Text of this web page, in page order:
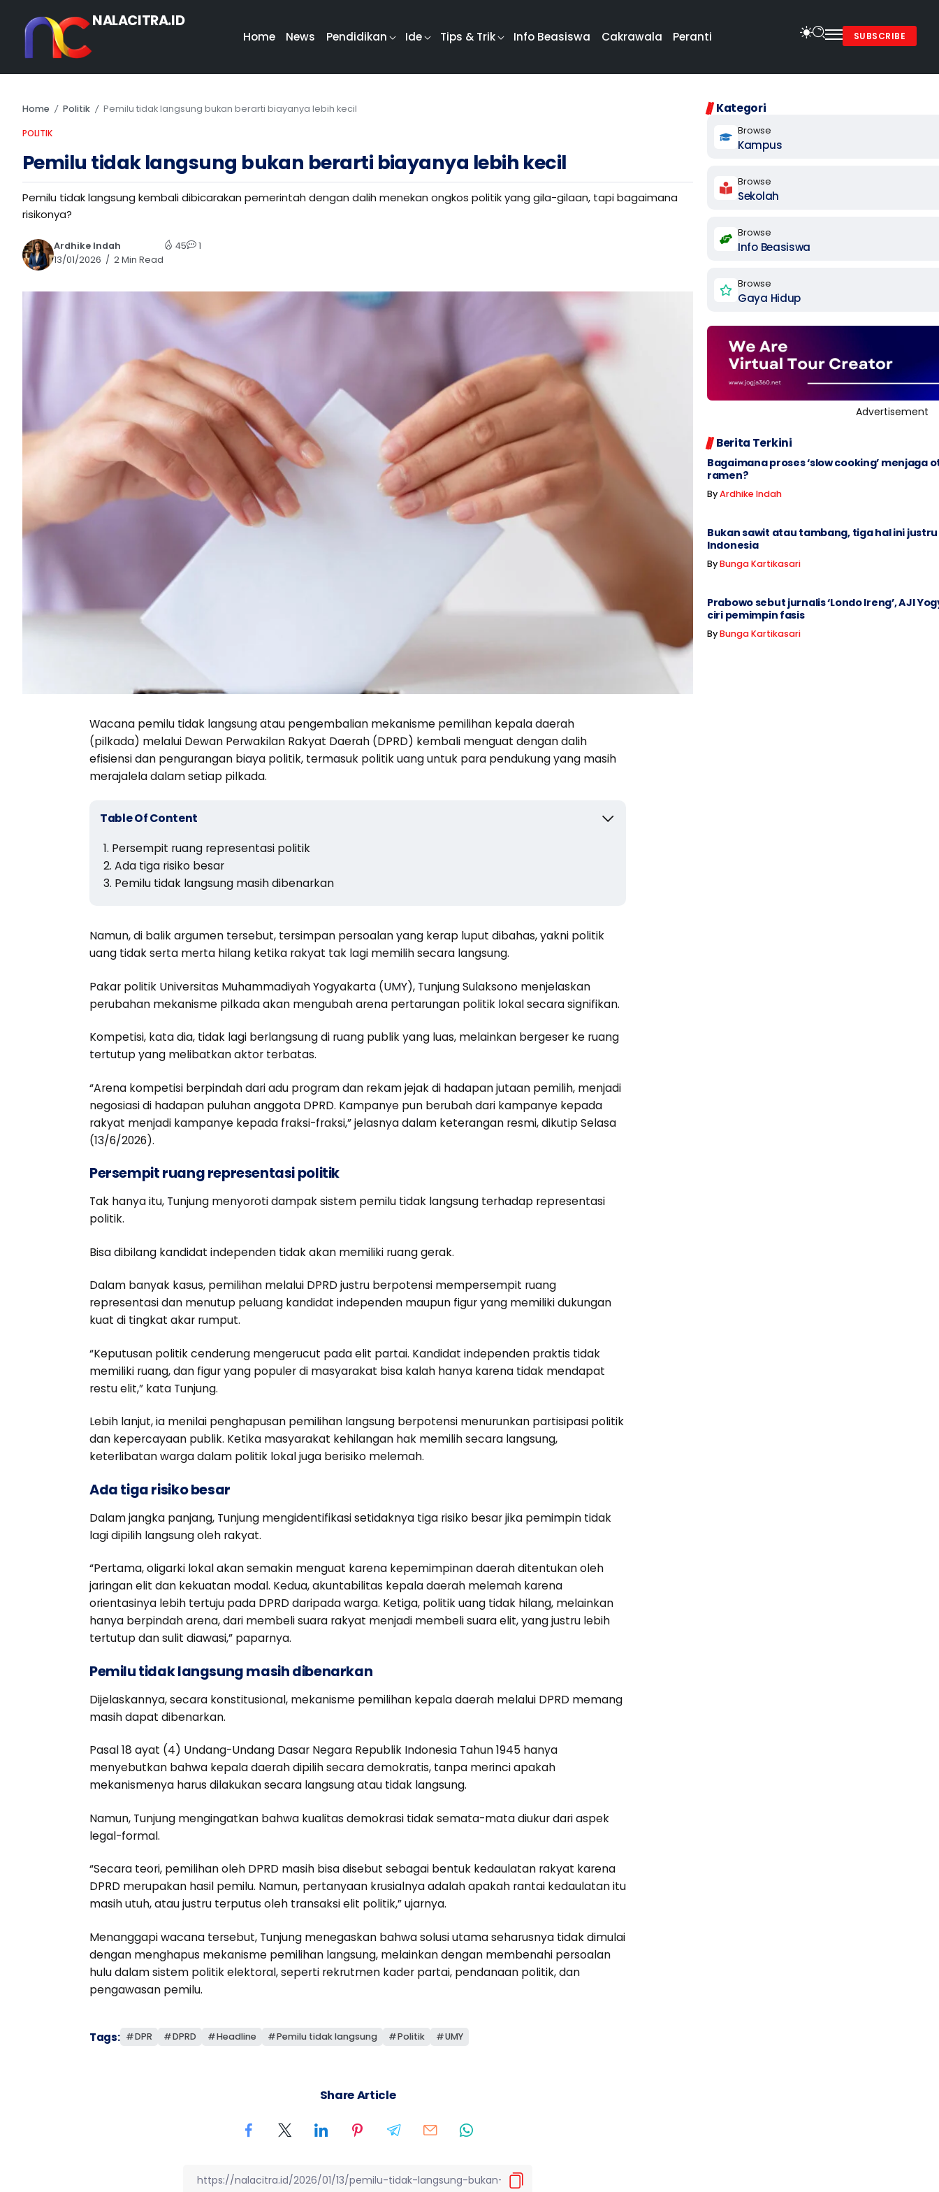
NALACITRA.ID
Home News Pendidikan Ide Tips & Trik Info Beasiswa Cakrawala Peranti
Ikuti
Ikuti
SUBSCRIBE
Home / Politik / Pemilu tidak langsung bukan berarti biayanya lebih kecil
POLITIK
Pemilu tidak langsung bukan berarti biayanya lebih kecil
Pemilu tidak langsung kembali dibicarakan pemerintah dengan dalih menekan ongkos politik yang gila-gilaan, tapi bagaimana
risikonya?
Ardhike Indah
13/01/2026
2 Min Read
45 1
Wacana pemilu tidak langsung atau pengembalian mekanisme pemilihan kepala daerah
(pilkada) melalui Dewan Perwakilan Rakyat Daerah (DPRD) kembali menguat dengan dalih
efisiensi dan pengurangan biaya politik, termasuk politik uang untuk para pendukung yang masih
merajalela dalam setiap pilkada.
Table Of Content
Persempit ruang representasi politik
Ada tiga risiko besar
Pemilu tidak langsung masih dibenarkan
Namun, di balik argumen tersebut, tersimpan persoalan yang kerap luput dibahas, yakni politik
uang tidak serta merta hilang ketika rakyat tak lagi memilih secara langsung.
Pakar politik Universitas Muhammadiyah Yogyakarta (UMY), Tunjung Sulaksono menjelaskan
perubahan mekanisme pilkada akan mengubah arena pertarungan politik lokal secara signifikan.
Kompetisi, kata dia, tidak lagi berlangsung di ruang publik yang luas, melainkan bergeser ke ruang
tertutup yang melibatkan aktor terbatas.
“Arena kompetisi berpindah dari adu program dan rekam jejak di hadapan jutaan pemilih, menjadi
negosiasi di hadapan puluhan anggota DPRD. Kampanye pun berubah dari kampanye kepada
rakyat menjadi kampanye kepada fraksi-fraksi,” jelasnya dalam keterangan resmi, dikutip Selasa
(13/6/2026).
Persempit ruang representasi politik
Tak hanya itu, Tunjung menyoroti dampak sistem pemilu tidak langsung terhadap representasi
politik.
Bisa dibilang kandidat independen tidak akan memiliki ruang gerak.
Dalam banyak kasus, pemilihan melalui DPRD justru berpotensi mempersempit ruang
representasi dan menutup peluang kandidat independen maupun figur yang memiliki dukungan
kuat di tingkat akar rumput.
“Keputusan politik cenderung mengerucut pada elit partai. Kandidat independen praktis tidak
memiliki ruang, dan figur yang populer di masyarakat bisa kalah hanya karena tidak mendapat
restu elit,” kata Tunjung.
Lebih lanjut, ia menilai penghapusan pemilihan langsung berpotensi menurunkan partisipasi politik
dan kepercayaan publik. Ketika masyarakat kehilangan hak memilih secara langsung,
keterlibatan warga dalam politik lokal juga berisiko melemah.
Ada tiga risiko besar
Dalam jangka panjang, Tunjung mengidentifikasi setidaknya tiga risiko besar jika pemimpin tidak
lagi dipilih langsung oleh rakyat.
“Pertama, oligarki lokal akan semakin menguat karena kepemimpinan daerah ditentukan oleh
jaringan elit dan kekuatan modal. Kedua, akuntabilitas kepala daerah melemah karena
orientasinya lebih tertuju pada DPRD daripada warga. Ketiga, politik uang tidak hilang, melainkan
hanya berpindah arena, dari membeli suara rakyat menjadi membeli suara elit, yang justru lebih
tertutup dan sulit diawasi,” paparnya.
Pemilu tidak langsung masih dibenarkan
Dijelaskannya, secara konstitusional, mekanisme pemilihan kepala daerah melalui DPRD memang
masih dapat dibenarkan.
Pasal 18 ayat (4) Undang-Undang Dasar Negara Republik Indonesia Tahun 1945 hanya
menyebutkan bahwa kepala daerah dipilih secara demokratis, tanpa merinci apakah
mekanismenya harus dilakukan secara langsung atau tidak langsung.
Namun, Tunjung mengingatkan bahwa kualitas demokrasi tidak semata-mata diukur dari aspek
legal-formal.
“Secara teori, pemilihan oleh DPRD masih bisa disebut sebagai bentuk kedaulatan rakyat karena
DPRD merupakan hasil pemilu. Namun, pertanyaan krusialnya adalah apakah rantai kedaulatan itu
masih utuh, atau justru terputus oleh transaksi elit politik,” ujarnya.
Menanggapi wacana tersebut, Tunjung menegaskan bahwa solusi utama seharusnya tidak dimulai
dengan menghapus mekanisme pemilihan langsung, melainkan dengan membenahi persoalan
hulu dalam sistem politik elektoral, seperti rekrutmen kader partai, pendanaan politik, dan
pengawasan pemilu.
Tags: DPR DPRD Headline Pemilu tidak langsung Politik UMY
Share Article
Kategori
Browse
Kampus
Browse
Sekolah
Browse
Info Beasiswa
Browse
Gaya Hidup
Advertisement
Berita Terkini
Bagaimana proses ‘slow cooking’ menjaga
ramen?
ByArdhike Indah
Bukan sawit atau tambang, tiga hal ini
Indonesia
ByBunga Kartikasari
Prabowo sebut jurnalis ‘Londo Ireng’, AJI
ciri pemimpin fasis
ByBunga Kartikasari